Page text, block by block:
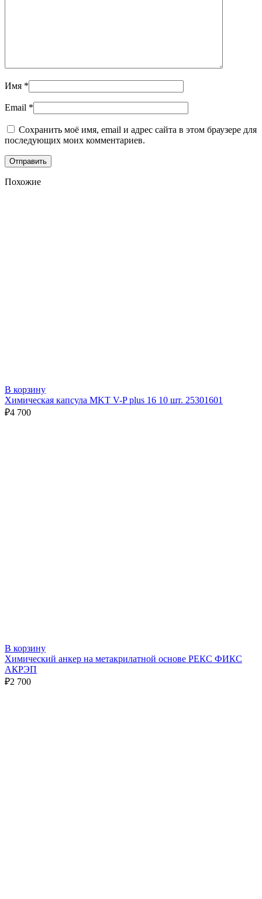
Имя *
Email *
Сохранить моё имя, email и адрес сайта в этом браузере для
последующих моих комментариев.
Похожие
В корзину
Химическая капсула MKT V-P plus 16 10 шт. 25301601
₽4 700
В корзину
Химический анкер на метакрилатной основе РЕКС ФИКС
АКРЭП
₽2 700